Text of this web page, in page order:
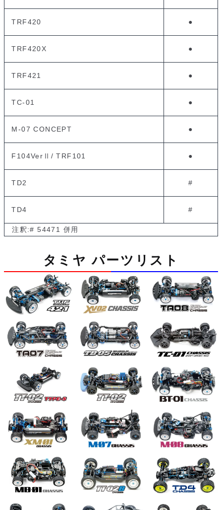
TRF420 ●
TRF420X ●
TRF421 ●
TC-01 ●
M-07 CONCEPT ●
F104VerⅡ/ TRF101 ●
TD2 #
TD4 #
注釈:# 54471 併用
タミヤ パーツリスト